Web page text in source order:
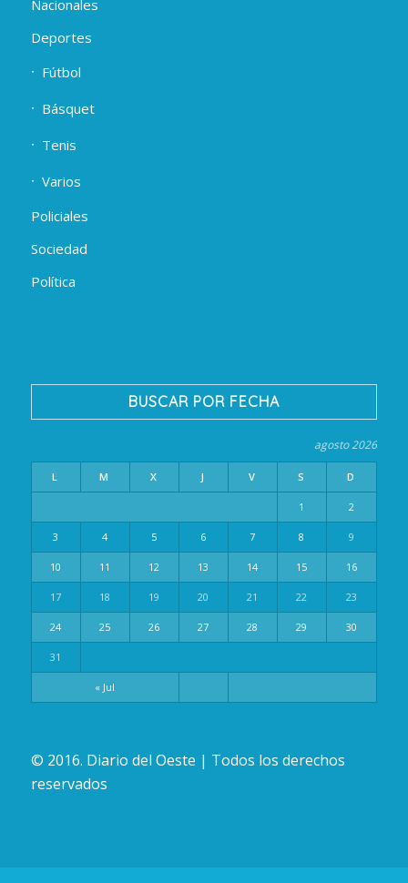
Nacionales
Deportes
Fútbol
Básquet
Tenis
Varios
Policiales
Sociedad
Política
BUSCAR POR FECHA
agosto 2026
L M X J V S D
« Jul
1 2
3 4 5 6 7 8 9
10 11 12 13 14 15 16
17 18 19 20 21 22 23
24 25 26 27 28 29 30
31
© 2016. Diario del Oeste | Todos los derechos
reservados